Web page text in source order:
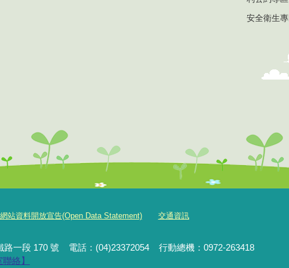
安全衛生
站資料開放宣告(Open Data Statement) 交通資訊
路一段 170 號 電話：(04)23372054 行動總機 ：0972-263418
聯絡】